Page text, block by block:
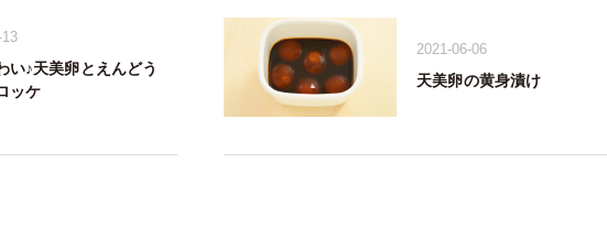
い♪天美卵とえんどう
ッケ
2021-06-06
天美卵の黄身漬け